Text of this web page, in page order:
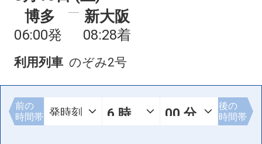
博多
06:00発
新大阪
08:28着
利用列車 のぞみ2号
前の
時間帯
後の
時間帯